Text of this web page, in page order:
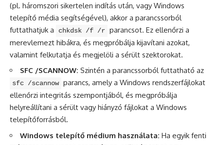
(pl. háromszori sikertelen indítás után, vagy Windows
telepítő média segítségével), akkor a parancssorból
futtathatjuk a
chkdsk /f /r parancsot. Ez ellenőrzi a
merevlemezt hibákra, és megpróbálja kijavítani azokat,
valamint felkutatja és megjelöli a sérült szektorokat.
SFC /SCANNOW: Szintén a parancssorból futtatható az
sfc /scannow parancs, amely a Windows rendszerfájlokat
ellenőrzi integritás szempontjából, és megpróbálja
helyreállítani a sérült vagy hiányzó fájlokat a Windows
telepítőforrásból.
Windows telepítő médium használata: Ha egyik fenti